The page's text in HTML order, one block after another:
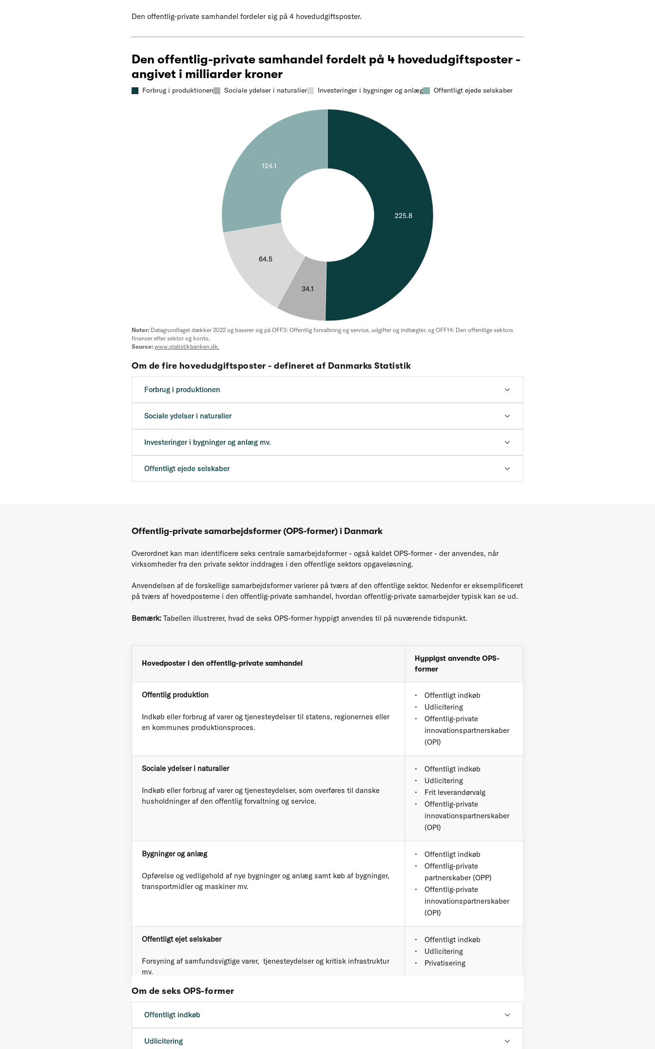
Den offentlig-private samhandel fordeler sig på 4 hovedudgiftsposter.
Om de fire hovedudgiftsposter - defineret af Danmarks Statistik
Forbrug i produktionen
Sociale ydelser i naturalier
Investeringer i bygninger og anlæg mv.
Offentligt ejede selskaber
Offentlig-private samarbejdsformer (OPS-former) i Danmark
Overordnet kan man identificere seks centrale samarbejdsformer - også kaldet OPS-former - der anvendes, når
virksomheder fra den private sektor inddrages i den offentlige sektors opgaveløsning.
Anvendelsen af de forskellige samarbejdsformer varierer på tværs af den offentlige sektor. Nedenfor er eksemplificeret
på tværs af hovedposterne i den offentlig-private samhandel, hvordan offentlig-private samarbejder typisk kan se ud.
Bemærk: Tabellen illustrerer, hvad de seks OPS-former hyppigt anvendes til på nuværende tidspunkt.
Hovedposter i den offentlig-private samhandel
Hyppigst anvendte OPS-
former
Offentlig produktion
Indkøb eller forbrug af varer og tjenesteydelser til statens, regionernes eller
en kommunes produktionsproces.
Offentligt indkøb
Udlicitering
Offentlig-private
innovationspartnerskaber
(OPI)
Sociale ydelser i naturalier
Indkøb eller forbrug af varer og tjenesteydelser, som overføres til danske
husholdninger af den offentlig forvaltning og service.
Offentligt indkøb
Udlicitering
Frit leverandørvalg
Offentlig-private
innovationspartnerskaber
(OPI)
Bygninger og anlæg
Opførelse og vedligehold af nye bygninger og anlæg samt køb af bygninger,
transportmidler og maskiner mv.
Offentligt indkøb
Offentlig-private
partnerskaber (OPP)
Offentlig-private
innovationspartnerskaber
(OPI)
Offentligt ejet selskaber
Forsyning af samfundsvigtige varer, tjenesteydelser og kritisk infrastruktur
mv.
Offentligt indkøb
Udlicitering
Privatisering
Om de seks OPS-former
Offentligt indkøb
Udlicitering